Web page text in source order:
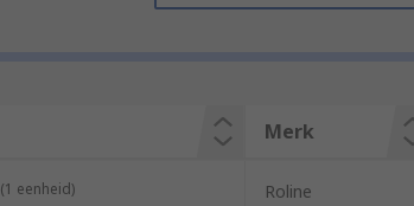
is switched on and running. As well as being
can automatically recognise the device
Merk
eenheid) Roline